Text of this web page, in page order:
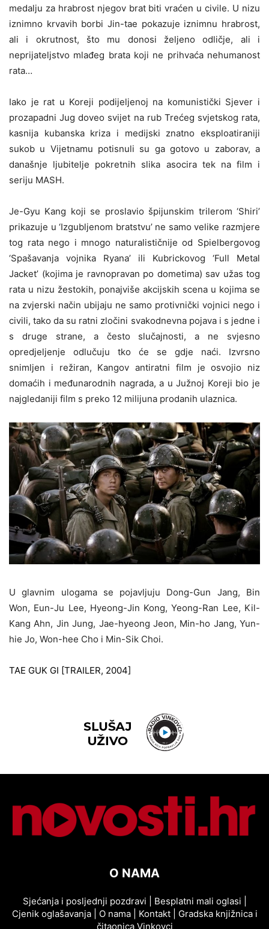
medalju za hrabrost njegov brat biti vraćen u civile. U nizu
iznimno krvavih borbi Jin-tae pokazuje iznimnu hrabrost,
ali i okrutnost, što mu donosi željeno odličje, ali i
neprijateljstvo mlađeg brata koji ne prihvaća nehumanost
rata…
Iako je rat u Koreji podijeljenoj na komunistički Sjever i
prozapadni Jug doveo svijet na rub Trećeg svjetskog rata,
kasnija kubanska kriza i medijski znatno eksploatiraniji
sukob u Vijetnamu potisnuli su ga gotovo u zaborav, a
današnje ljubitelje pokretnih slika asocira tek na film i
seriju MASH.
Je-Gyu Kang koji se proslavio špijunskim trilerom ‘Shiri’
prikazuje u ‘Izgubljenom bratstvu’ ne samo velike razmjere
tog rata nego i mnogo naturalističnije od Spielbergovog
‘Spašavanja vojnika Ryana’ ili Kubrickovog ‘Full Metal
Jacket’ (kojima je ravnopravan po dometima) sav užas tog
rata u nizu žestokih, ponajviše akcijskih scena u kojima se
na zvjerski način ubijaju ne samo protivnički vojnici nego i
civili, tako da su ratni zločini svakodnevna pojava i s jedne i
s druge strane, a često slučajnosti, a ne svjesno
opredjeljenje odlučuju tko će se gdje naći. Izvrsno
snimljen i režiran, Kangov antiratni film je osvojio niz
domaćih i međunarodnih nagrada, a u Južnoj Koreji bio je
najgledaniji film s preko 12 milijuna prodanih ulaznica.
U glavnim ulogama se pojavljuju Dong-Gun Jang, Bin
Won, Eun-Ju Lee, Hyeong-Jin Kong, Yeong-Ran Lee, Kil-
Kang Ahn, Jin Jung, Jae-hyeong Jeon, Min-ho Jang, Yun-
hie Jo, Won-hee Cho i Min-Sik Choi.
TAE GUK GI [TRAILER, 2004]
O NAMA
Sjećanja i posljednji pozdravi Besplatni mali oglasi
Cjenik oglašavanja| O nama| Kontakt| Gradska knjižnica i
čitaonica Vinkovci